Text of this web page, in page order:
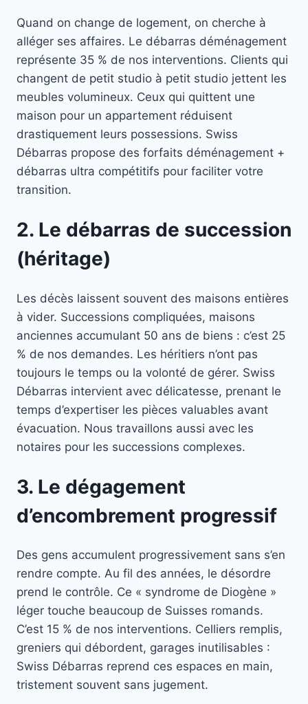
Quand on change de logement, on cherche à
alléger ses affaires. Le débarras déménagement
représente 35 % de nos interventions. Clients qui
changent de petit studio à petit studio jettent les
meubles volumineux. Ceux qui quittent une
maison pour un appartement réduisent
drastiquement leurs possessions. Swiss
Débarras propose des forfaits déménagement +
débarras ultra compétitifs pour faciliter votre
transition.
2. Le débarras de succession
(héritage)
Les décès laissent souvent des maisons entières
à vider. Successions compliquées, maisons
anciennes accumulant 50 ans de biens : c’est 25
% de nos demandes. Les héritiers n’ont pas
toujours le temps ou la volonté de gérer. Swiss
Débarras intervient avec délicatesse, prenant le
temps d’expertiser les pièces valuables avant
évacuation. Nous travaillons aussi avec les
notaires pour les successions complexes.
3. Le dégagement
d’encombrement progressif
Des gens accumulent progressivement sans s’en
rendre compte. Au fil des années, le désordre
prend le contrôle. Ce « syndrome de Diogène »
léger touche beaucoup de Suisses romands.
C’est 15 % de nos interventions. Celliers remplis,
greniers qui débordent, garages inutilisables :
Swiss Débarras reprend ces espaces en main,
tristement souvent sans jugement.